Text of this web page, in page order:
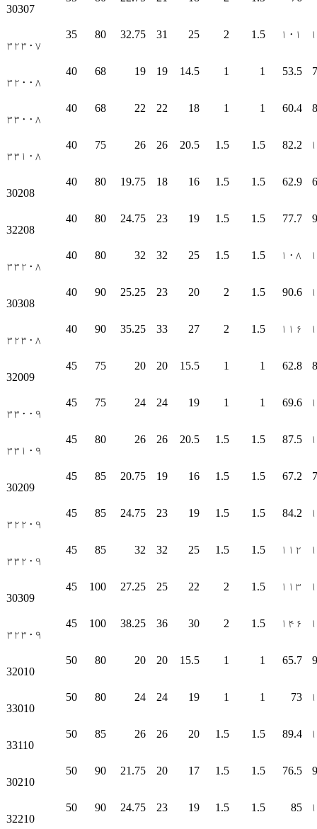
30307
۳۲۳۰۷
35 80 32.75 31 25 2 1.5 ۱۰۱
۳۲۰۰۸
40 68 19 19 14.5 1 1 53.5
۳۳۰۰۸
40 68 22 22 18 1 1 60.4
۳۳۱۰۸
40 75 26 26 20.5 1.5 1.5 82.2
30208
40 80 19.75 18 16 1.5 1.5 62.9
32208
40 80 24.75 23 19 1.5 1.5 77.7
۳۳۲۰۸
40 80 32 32 25 1.5 1.5 ۱۰۸
30308
40 90 25.25 23 20 2 1.5 90.6
۳۲۳۰۸
40 90 35.25 33 27 2 1.5 ۱۱۶
32009
45 75 20 20 15.5 1 1 62.8
۳۳۰۰۹
45 75 24 24 19 1 1 69.6
۳۳۱۰۹
45 80 26 26 20.5 1.5 1.5 87.5
30209
45 85 20.75 19 16 1.5 1.5 67.2
۳۲۲۰۹
45 85 24.75 23 19 1.5 1.5 84.2
۳۳۲۰۹
45 85 32 32 25 1.5 1.5 ۱۱۲
30309
45 100 27.25 25 22 2 1.5 ۱۱۳
۳۲۳۰۹
45 100 38.25 36 30 2 1.5 ۱۴۶
32010
50 80 20 20 15.5 1 1 65.7
33010
50 80 24 24 19 1 1 73
33110
50 85 26 26 20 1.5 1.5 89.4
30210
50 90 21.75 20 17 1.5 1.5 76.5
32210
50 90 24.75 23 19 1.5 1.5 85